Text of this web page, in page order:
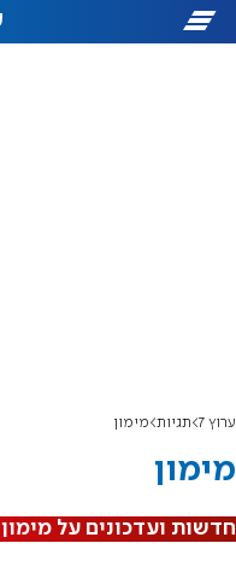
ערוץ 7 תגיות מימון
מימון
חדשות ועדכונים על מימון